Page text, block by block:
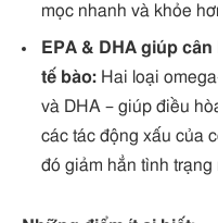
mọc nhanh và khỏe
EPA & DHA giúp
tế bào: Hai loại
và DHA – giúp điều
các tác động xấu của
đó giảm hẳn tình trạng